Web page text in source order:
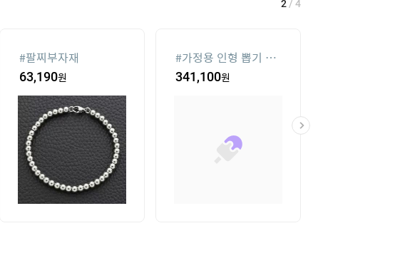
#팔찌부자재
63,190원
#가정용 인형 뽑기 기
계
341,100원
2 / 4